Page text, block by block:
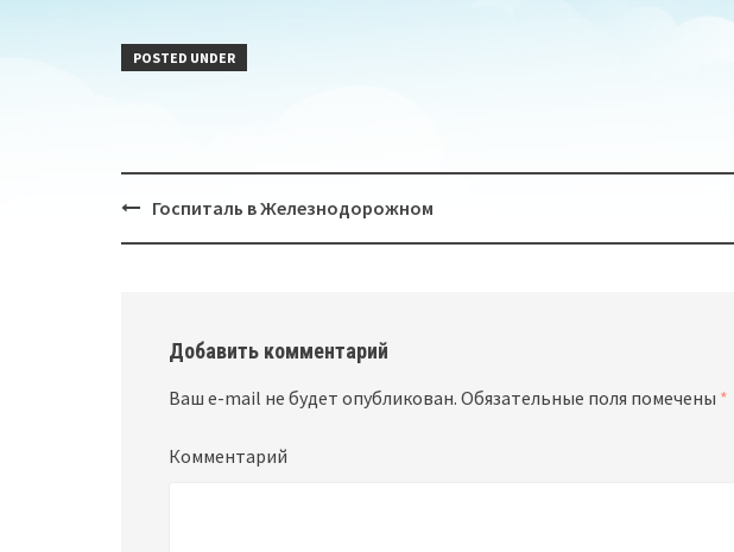
POSTED UNDER
Post
Госпиталь в Железнодорожном
Добавить комментарий
Ваш e-mail не будет опубликован. Обязательные поля помечены *
Комментарий